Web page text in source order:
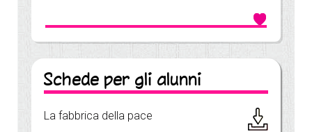
Schede per gli alunni
La fabbrica della pace